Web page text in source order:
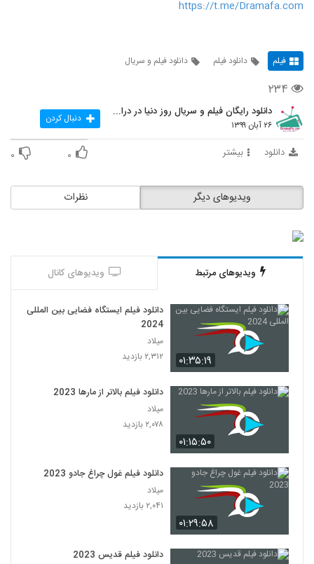
https://t.me/Dramafa.com
فیلم دانلود فیلم دانلود فیلم و سریال
۲۳۴
دانلود رایگان فیلم و سریال روز دنیا در درامافا
۲۶ آبان ۱۳۹۹ دنبال کردن
دانلود بیشتر ۰ ۰
نظرات ویدیوهای دیگر
ویدیوهای مرتبط ویدیوهای کانال
۰۱:۳۵:۱۹
دانلود فیلم ایستگاه فضایی بین المللی
2024
میلاد
۲,۳۱۲ بازدید
۰۱:۱۵:۵۰
دانلود فیلم بالاتر از مارها 2023
میلاد
۲,۰۷۸ بازدید
۰۱:۲۹:۵۸
دانلود فیلم غول چراغ جادو 2023
میلاد
۲,۰۴۱ بازدید
دانلود فیلم قدیس 2023